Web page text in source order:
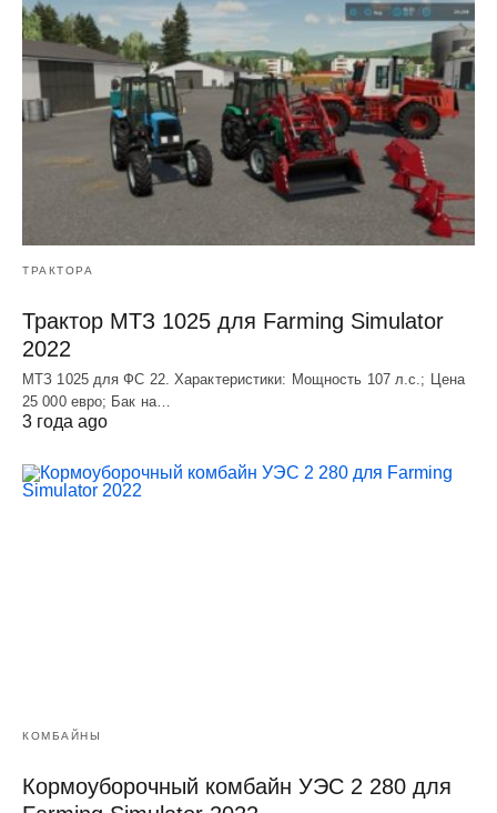
ТРАКТОРА
Трактор МТЗ 1025 для Farming Simulator
2022
МТЗ 1025 для ФС 22. Характеристики: Мощность 107 л.c.; Цена
25 000 евро; Бак на…
3 года ago
КОМБАЙНЫ
Кормоуборочный комбайн УЭC 2 280 для